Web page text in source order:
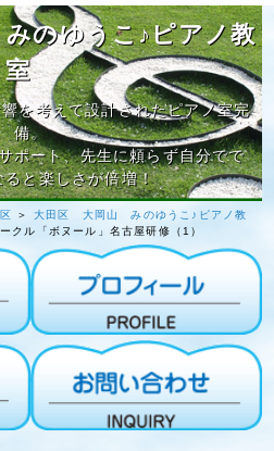
のゆうこ♪ピアノ教
室
を考えて設計されたピアノ室完
備。
ポート、先生に頼らず自分でで
ると楽しさが倍増！
＞ 大田区 大岡山 みのゆうこ♪ピアノ教
クル「ボヌール」名古屋研修（1）